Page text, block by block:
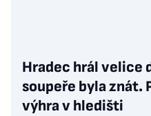
Hradec hrál velice
soupeře byla znát.
výhra v hledišti